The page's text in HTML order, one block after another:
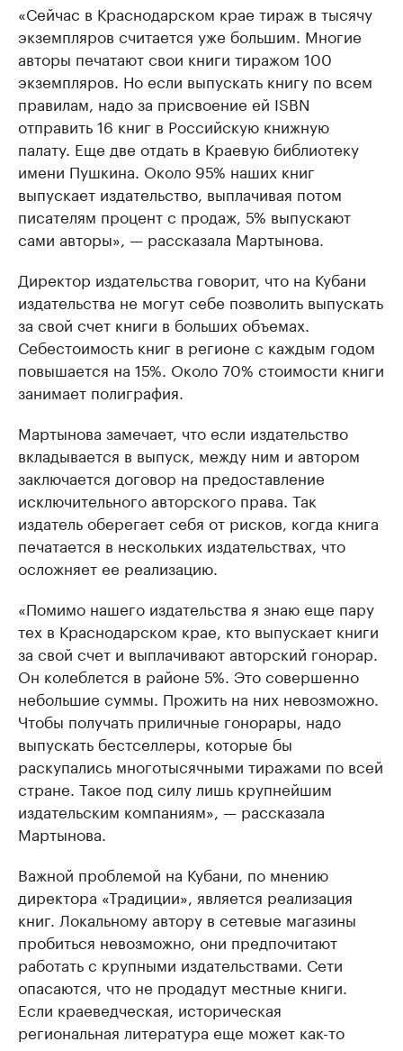
«Сейчас в Краснодарском крае тираж в тысячу
экземпляров считается уже большим. Многие
авторы печатают свои книги тиражом 100
экземпляров. Но если выпускать книгу по всем
правилам, надо за присвоение ей ISBN
отправить 16 книг в Российскую книжную
палату. Еще две отдать в Краевую библиотеку
имени Пушкина. Около 95% наших книг
выпускает издательство, выплачивая потом
писателям процент с продаж, 5% выпускают
сами авторы», — рассказала Мартынова.
Директор издательства говорит, что на Кубани
издательства не могут себе позволить выпускать
за свой счет книги в больших объемах.
Себестоимость книг в регионе с каждым годом
повышается на 15%. Около 70% стоимости книги
занимает полиграфия.
Мартынова замечает, что если издательство
вкладывается в выпуск, между ним и автором
заключается договор на предоставление
исключительного авторского права. Так
издатель оберегает себя от рисков, когда книга
печатается в нескольких издательствах, что
осложняет ее реализацию.
«Помимо нашего издательства я знаю еще пару
тех в Краснодарском крае, кто выпускает книги
за свой счет и выплачивают авторский гонорар.
Он колеблется в районе 5%. Это совершенно
небольшие суммы. Прожить на них невозможно.
Чтобы получать приличные гонорары, надо
выпускать бестселлеры, которые бы
раскупались многотысячными тиражами по всей
стране. Такое под силу лишь крупнейшим
издательским компаниям», — рассказала
Мартынова.
Важной проблемой на Кубани, по мнению
директора «Традиции», является реализация
книг. Локальному автору в сетевые магазины
пробиться невозможно, они предпочитают
работать с крупными издательствами. Сети
опасаются, что не продадут местные книги.
Если краеведческая, историческая
региональная литература еще может как-то